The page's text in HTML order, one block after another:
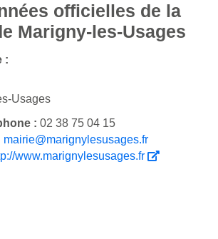
officielles de la
Marigny-les-Usages
:
Usages
: 02 38 75 04 15
mairie@marignylesusages.fr
www.marignylesusages.fr